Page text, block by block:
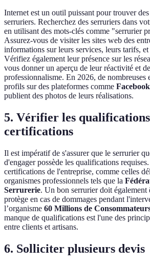
Internet est un outil puissant pour trouver
serruriers. Recherchez des serruriers dans
en utilisant des mots-clés comme "serrurier
Assurez-vous de visiter les sites web des
informations sur leurs services, leurs tarifs,
Vérifiez également leur présence sur les
vous donner un aperçu de leur réactivité et
professionnalisme. En 2026, de nombreuses
profils sur des plateformes comme Facebook
publient des photos de leurs réalisations.
5. Vérifier les
certifications
Il est impératif de s'assurer que le serrurier
d'engager possède les qualifications
certifications de l'entreprise, comme celles
organismes professionnels tels que la
Serrurerie. Un bon serrurier doit également
protège en cas de dommages pendant
l’organisme 60 Millions de
manque de qualifications est l'une des
entre clients et artisans.
6. Solliciter plusieurs devis